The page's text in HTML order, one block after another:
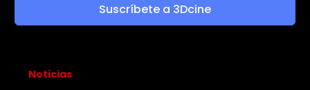
Suscríbete a 3Dcine
Noticias